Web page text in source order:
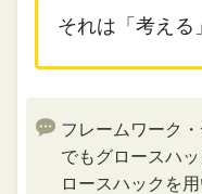
それは「考える
フレームワーク
でもグロースハ
ロースハックを